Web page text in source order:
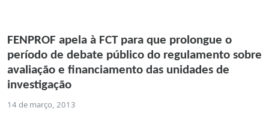
FENPROF apela à FCT para que prolongue o
período de debate público do regulamento sobre
avaliação e financiamento das unidades de
investigação
14 de março, 2013